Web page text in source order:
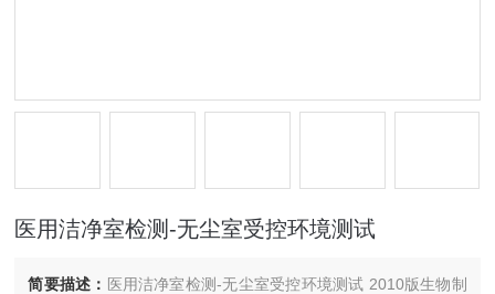
医用洁净室检测-无尘室受控环境测试
简要描述： 医用洁净室检测-无尘室受控环境测试 2010版生物制